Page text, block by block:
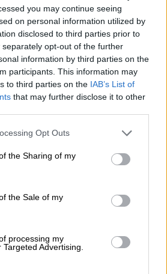
you may continue seeing
on personal information utilized by
disclosed to third parties prior to
opt-out of the further
information by third parties on the
participants. This information may
to third parties on the IAB’s List of
that may further disclose it to other
Opt Outs
the Sharing of my
the Sale of my
processing my
Advertising.
Brautpartys und Junggesellen
bereiten Euch einunvergessliches
bierigen Anekdoten und
musst einen
organisieren?
Personal und plane
ganzpersönliche Bierverkostung
Braustück, zum
Bierdurst? Komm‘ vorbei — Das
steht mit guter Laune,
bereit!